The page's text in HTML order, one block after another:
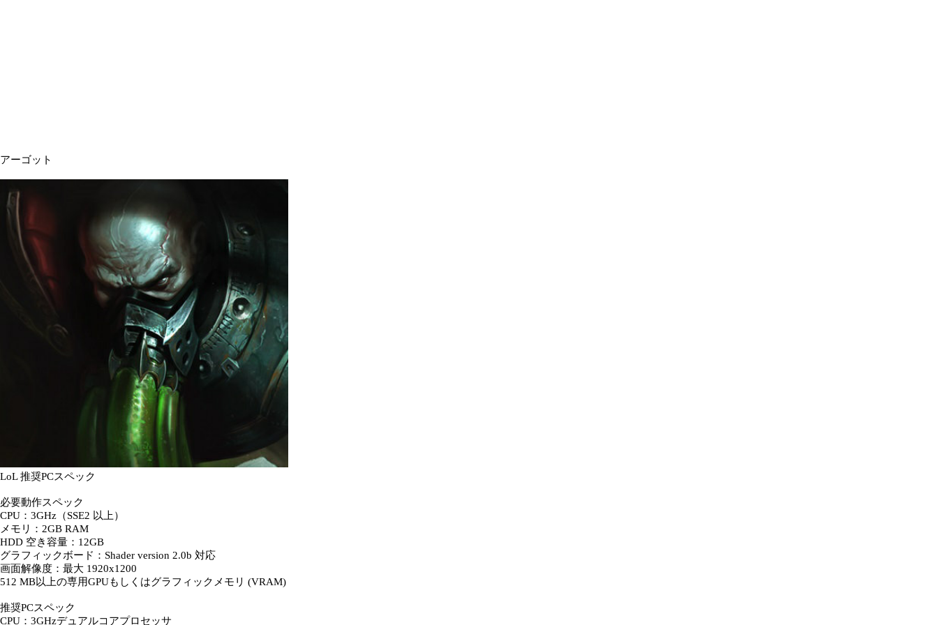
アーゴット
LoL 推奨PCスペック
必要動作スペック
CPU：3GHz（SSE2 以上）
メモリ：2GB RAM
HDD 空き容量：12GB
グラフィックボード：Shader version 2.0b 対応
画面解像度：最大 1920x1200
512 MB以上の専用GPUもしくはグラフィックメモリ (VRAM)
推奨PCスペック
CPU：3GHzデュアルコアプロセッサ